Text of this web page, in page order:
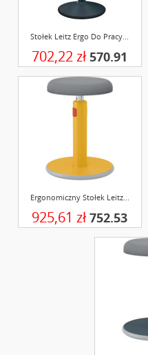
Stołek Leitz Ergo Do Pracy...
702,22 zł 570.91
Ergonomiczny Stołek Leitz...
925,61 zł 752.53